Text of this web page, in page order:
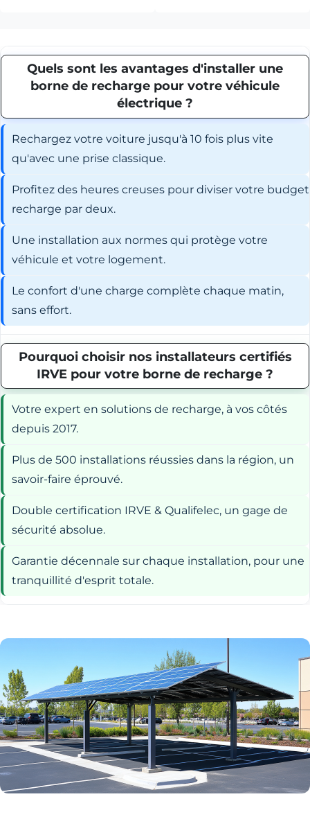
Quels sont les avantages d'installer une
borne de recharge pour votre véhicule
électrique ?
Rechargez votre voiture jusqu'à 10 fois plus vite
qu'avec une prise classique.
Profitez des heures creuses pour diviser votre budget
recharge par deux.
Une installation aux normes qui protège votre
véhicule et votre logement.
Le confort d'une charge complète chaque matin,
sans effort.
Pourquoi choisir nos installateurs certifiés
IRVE pour votre borne de recharge ?
Votre expert en solutions de recharge, à vos côtés
depuis 2017.
Plus de 500 installations réussies dans la région, un
savoir-faire éprouvé.
Double certification IRVE & Qualifelec, un gage de
sécurité absolue.
Garantie décennale sur chaque installation, pour une
tranquillité d'esprit totale.